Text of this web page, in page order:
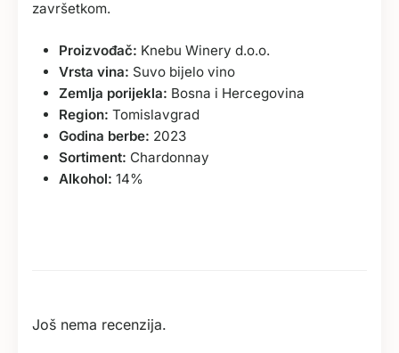
završetkom.
Proizvođač: Knebu Winery d.o.o.
Vrsta vina: Suvo bijelo vino
Zemlja porijekla: Bosna i Hercegovina
Region: Tomislavgrad
Godina berbe: 2023
Sortiment: Chardonnay
Alkohol: 14%
Još nema recenzija.